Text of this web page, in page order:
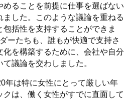
めることを前提に仕事を選ばない
ました。このような議論を重ねる
括性を支持することができま
ーたちも、誰もが快適で支持さ
化を構築するために、会社や自分
議論を交わしました。
年は特に女性にとって厳しい年
は、働く女性がすでに直面して